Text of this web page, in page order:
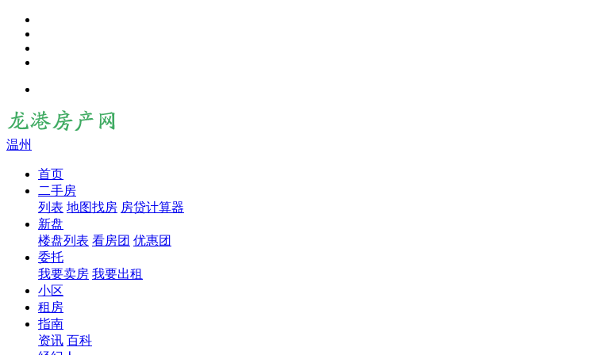
温州
首页
二手房
列表 地图找房 房贷计算器
新盘
楼盘列表 看房团 优惠团
委托
我要卖房 我要出租
小区
租房
指南
资讯 百科